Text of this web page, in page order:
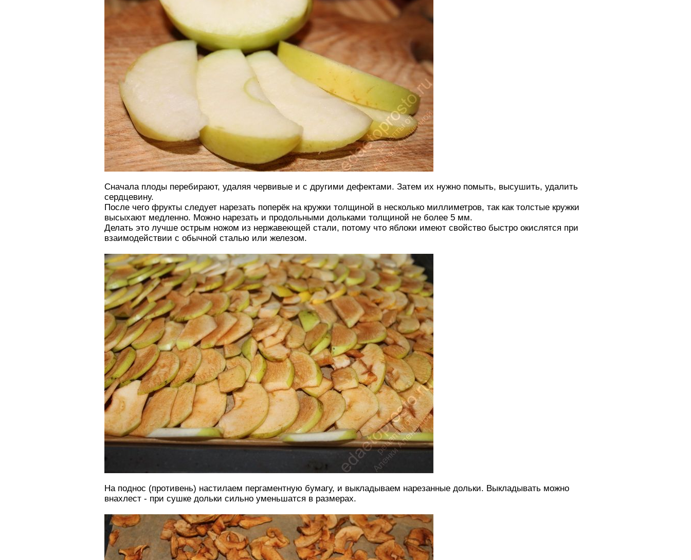
Сначала плоды перебирают, удаляя червивые и с другими дефектами. Затем их нужно помыть, высушить, удалить
сердцевину.
После чего фрукты следует нарезать поперёк на кружки толщиной в несколько миллиметров, так как толстые кружки
высыхают медленно. Можно нарезать и продольными дольками толщиной не более 5 мм.
Делать это лучше острым ножом из нержавеющей стали, потому что яблоки имеют свойство быстро окислятся при
взаимодействии с обычной сталью или железом.
На поднос (противень) настилаем пергаментную бумагу, и выкладываем нарезанные дольки. Выкладывать можно
внахлест - при сушке дольки сильно уменьшатся в размерах.